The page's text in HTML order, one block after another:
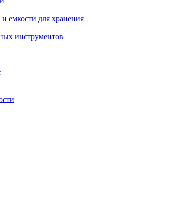
емкости для хранения
инструментов